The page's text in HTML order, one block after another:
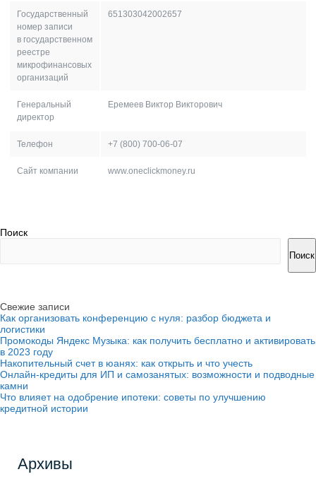
Государственный
номер записи
в государственном
реестре
микрофинансовых
организаций
651303042002657
Генеральный
директор
Еремеев Виктор Викторович
Телефон +7 (800) 700-06-07
Сайт компании www.oneclickmoney.ru
Поиск
Поиск
Свежие записи
Как организовать конференцию с нуля: разбор бюджета и
логистики
Промокоды Яндекс Музыка: как получить бесплатно и активировать
в 2023 году
Накопительный счет в юанях: как открыть и что учесть
Онлайн-кредиты для ИП и самозанятых: возможности и подводные
камни
Что влияет на одобрение ипотеки: советы по улучшению
кредитной истории
Архивы